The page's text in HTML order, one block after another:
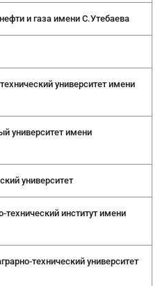
и газа имени С.Утебаева
университет имени
университет имени
университет
технический институт имени
технический университет